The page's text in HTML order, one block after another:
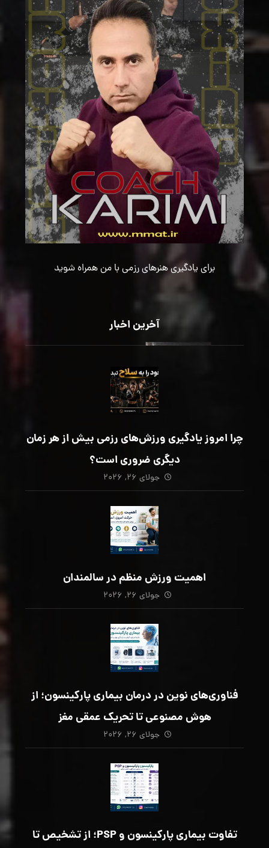
برای یادگیری هنرهای رزمی با من همراه شوید
آخرین اخبار
چرا امروز یادگیری ورزش‌های رزمی بیش از هر زمان
دیگری ضروری است؟
جولای ۲۶, ۲۰۲۶
اهمیت ورزش منظم در سالمندان
جولای ۲۶, ۲۰۲۶
فناوری‌های نوین در درمان بیماری پارکینسون؛ از
هوش مصنوعی تا تحریک عمقی مغز
جولای ۲۶, ۲۰۲۶
تفاوت بیماری پارکینسون و PSP؛ از تشخیص تا